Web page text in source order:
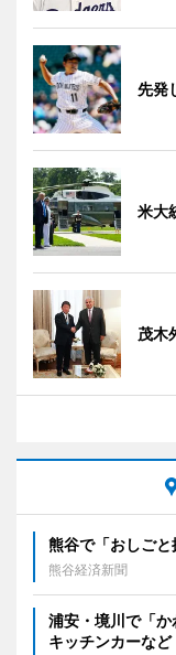
先発
米大
茂木
熊谷で「おしご
熊谷経済新聞
浦安・境川で「
キッチンカーなど